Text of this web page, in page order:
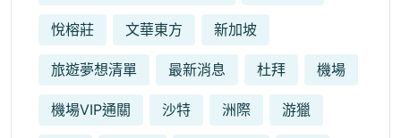
悅榕莊 文華東方 新加坡
旅遊夢想清單 最新消息 杜拜 機場
機場VIP通關 沙特 洲際 游獵